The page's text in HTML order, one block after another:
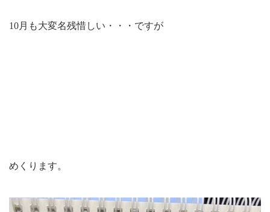
10月も大変名残惜しい・・・ですが
めくります。